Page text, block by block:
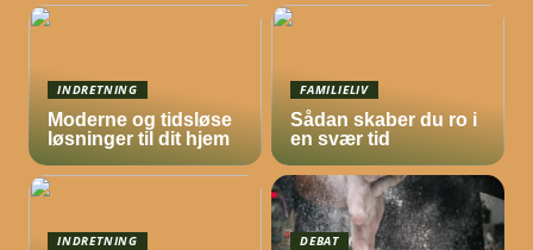
INDRETNING
Moderne og tidsløse
løsninger til dit hjem
FAMILIELIV
Sådan skaber du ro i
en svær tid
INDRETNING DEBAT